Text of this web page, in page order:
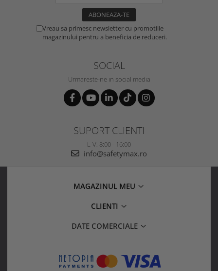
Vreau sa primesc newsletter cu promotiile
magazinului pentru a beneficia de reduceri.
SOCIAL
Urmareste-ne in social media
SUPORT CLIENTI
L-V, 8:00 - 16:00
info@safetymax.ro
MAGAZINUL MEU
CLIENTI
DATE COMERCIALE